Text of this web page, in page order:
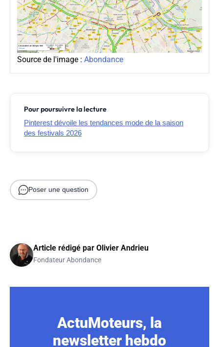
Source de l'image : Abondance
Pour poursuivre la lecture
Pinterest dévoile les tendances mode de la saison
des festivals 2026
Poser une question
Article rédigé par Olivier Andrieu
Fondateur Abondance
ActuMoteurs, la
newsletter hebdo